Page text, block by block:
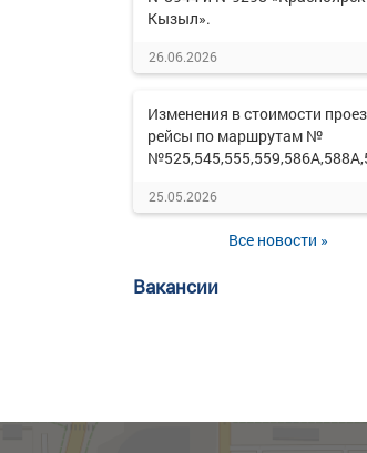
Кызыл».
26.06.2026
Изменения в стоимости
рейсы по маршрутам №
25.05.2026
Все новости »
Вакансии